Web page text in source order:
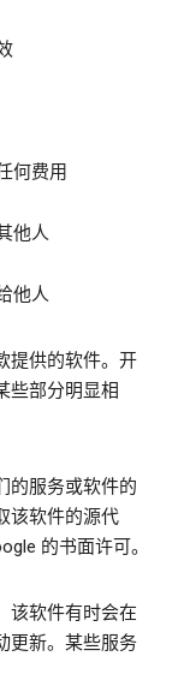
何费用
他人
他人
提供的软件。开
些部分明显相
的服务或软件的
该软件的源代
的书面许可。
该软件有时会在
更新。某些服务